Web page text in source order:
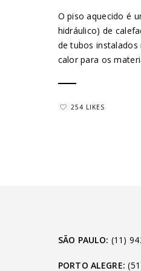
O piso aquecido é
hidráulico) de
de tubos
calor para os
254 LIKES
SÃO PAULO: (11)
PORTO ALEGRE: